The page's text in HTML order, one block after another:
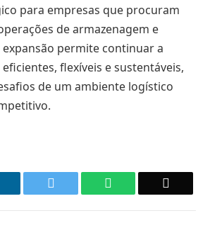
para empresas que procuram
de armazenagem e
permite continuar a
flexíveis e sustentáveis,
de um ambiente logístico
WhatsApp